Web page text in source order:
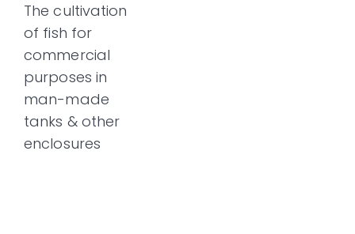
The cultivation
of fish for
commercial
purposes in
man-made
tanks & other
enclosures